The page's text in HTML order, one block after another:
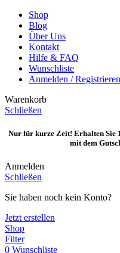
Shop
Blog
Über Uns
Kontakt
Hilfe & FAQ
Wunschliste
Anmelden / Registrieren
Warenkorb
Schließen
Nur für kurze Zeit! Erhalten Sie
mit dem
Anmelden
Schließen
Sie haben noch kein Konto?
Jetzt erstellen
Shop
Filter
0 Wunschliste